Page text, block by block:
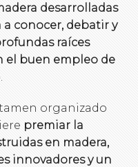
desarrolladas
conocer, debatir y
raíces
el buen empleo de
organizado
premiar la
en madera,
innovadores y un